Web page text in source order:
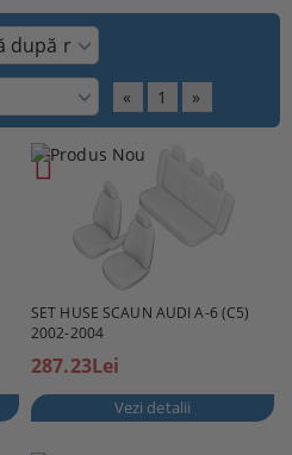
« 1 »
SET HUSE SCAUN AUDI A-6 (C5)
2002-2004
287.23Lei
Vezi detalii